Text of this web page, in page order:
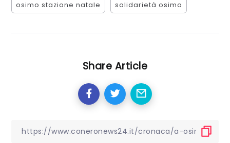
osimo stazione natale solidarietà osimo
Share Article